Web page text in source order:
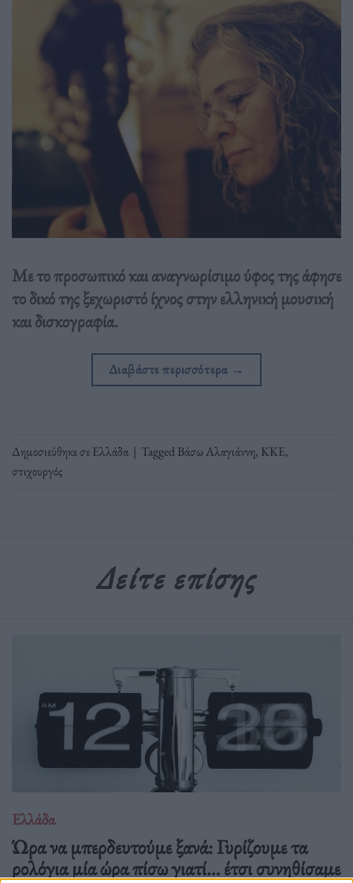
Με το προσωπικό και αναγνωρίσιμο ύφος της άφησε
το δικό της ξεχωριστό ίχνος στην ελληνική μουσική
και δισκογραφία.
Διαβάστε περισσότερα →
Δημοσιεύθηκε σεΕλλάδα | TaggedΒάσω Αλαγιάννη, ΚΚΕ,
στιχουργός
Δείτε επίσης
Ελλάδα
Ώρα να μπερδευτούμε ξανά: Γυρίζουμε τα
ρολόγια μία ώρα πίσω γιατί… έτσι συνηθίσαμε